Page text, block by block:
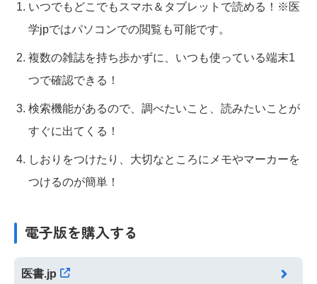
いつでもどこでもスマホ＆タブレットで読める！※医
学jpではパソコンでの閲覧も可能です。
複数の雑誌を持ち歩かずに、いつも使っている端末1
つで確認できる！
検索機能があるので、調べたいこと、読みたいことが
すぐに出てくる！
しおりをつけたり、大切なところにメモやマーカーを
つけるのが簡単！
電子版を購入する
医書.jp